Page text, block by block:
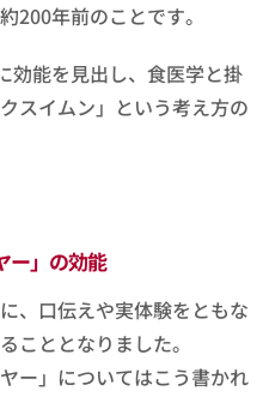
200年前のことです。
効能を見出し、食医学と掛
スイムン」という考え方の
ー」の効能
、口伝えや実体験をともな
こととなりました。
ー」についてはこう書かれ